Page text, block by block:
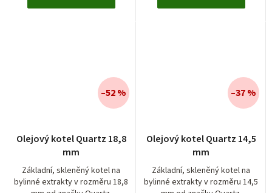
Olejový kotel Quartz 18,8
mm
Základní, skleněný kotel na
bylinné extrakty v rozměru 18,8
–52 %
Olejový kotel Quartz 14,5
mm
Základní, skleněný kotel na
bylinné extrakty v rozměru 14,5
–37 %